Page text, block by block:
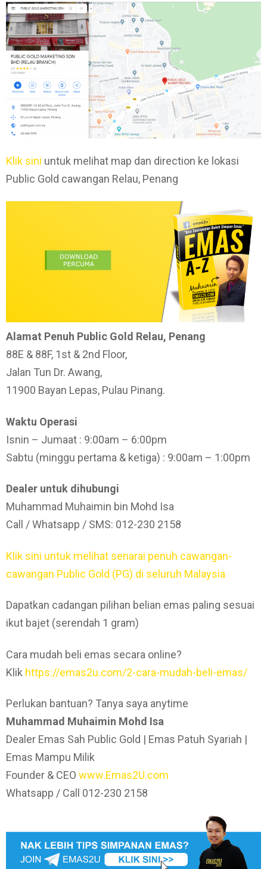
Klik sini untuk melihat map dan direction ke lokasi
Public Gold cawangan Relau, Penang
Alamat Penuh Public Gold Relau, Penang
88E & 88F, 1st & 2nd Floor,
Jalan Tun Dr. Awang,
11900 Bayan Lepas, Pulau Pinang.
Waktu Operasi
Isnin – Jumaat : 9:00am – 6:00pm
Sabtu (minggu pertama & ketiga) : 9:00am – 1:00pm
Dealer untuk dihubungi
Muhammad Muhaimin bin Mohd Isa
Call / Whatsapp / SMS: 012-230 2158
Klik sini untuk melihat senarai penuh cawangan-
cawangan Public Gold (PG) di seluruh Malaysia
Dapatkan cadangan pilihan belian emas paling sesuai
ikut bajet (serendah 1 gram)
Cara mudah beli emas secara online?
Klik https://emas2u.com/2-cara-mudah-beli-emas/
Perlukan bantuan? Tanya saya anytime
Muhammad Muhaimin Mohd Isa
Dealer Emas Sah Public Gold | Emas Patuh Syariah |
Emas Mampu Milik
Founder & CEO www.Emas2U.com
Whatsapp / Call 012-230 2158